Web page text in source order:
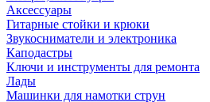
Аксессуары
Гитарные стойки и крюки
Звукосниматели и электроника
Каподастры
Ключи и инструменты для ремонта
Лады
Машинки для намотки струн